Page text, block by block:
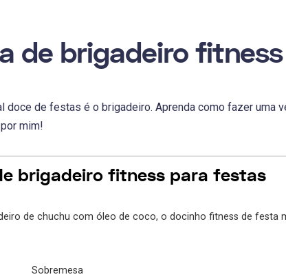
de brigadeiro
doce de festas é o brigadeiro. Aprenda como fazer uma
mim!
brigadeiro fitness para festas
de chuchu com óleo de coco, o docinho fitness de festa
Sobremesa